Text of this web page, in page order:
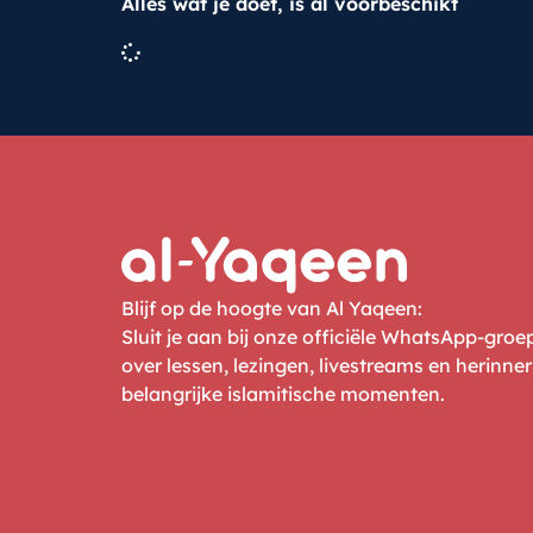
Blijf op de hoogte van Al Yaqeen:
Sluit je aan bij onze officiële WhatsApp-
over lessen, lezingen, livestreams en
belangrijke islamitische momenten.